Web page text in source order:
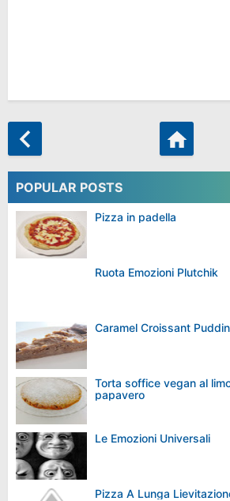
POPULAR POSTS
Pizza in padella
Ruota Emozioni Plutchik
Caramel Croissant
Torta soffice vegan al
papavero
Le Emozioni Universali
Pizza A Lunga